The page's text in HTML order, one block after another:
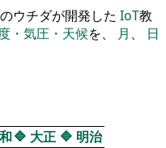
ウチダが開発した IoT教
・気圧・天候を、 月 、 日
🔷 大正 🔷 明治